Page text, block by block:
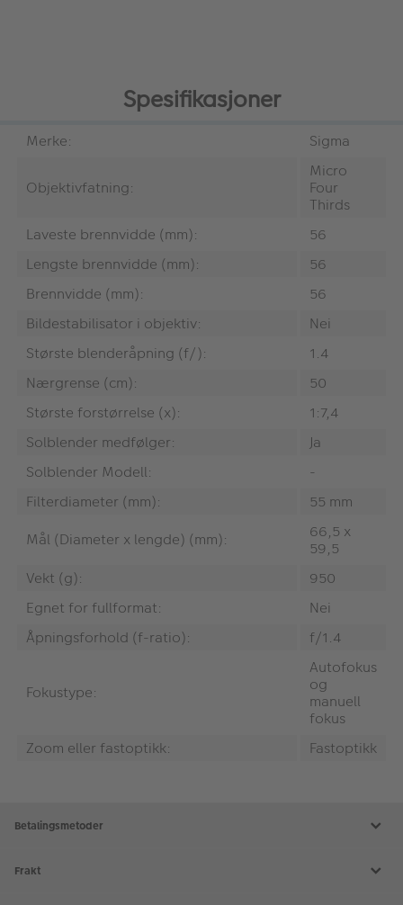
Spesifikasjoner
Merke: Sigma
Objektivfatning:
Micro
Four
Thirds
Laveste brennvidde (mm):
56
Lengste brennvidde (mm):
56
Brennvidde (mm):
56
Bildestabilisator i objektiv:
Nei
Største blenderåpning (f/):
1.4
Nærgrense (cm):
50
Største forstørrelse (x):
1:7,4
Solblender medfølger:
Ja
Solblender Modell:
-
Filterdiameter (mm):
55 mm
Mål (Diameter x lengde) (mm):
66,5 x
59,5
Vekt (g):
950
Egnet for fullformat:
Nei
Åpningsforhold (f-ratio):
f/1.4
Fokustype:
Autofokus
og
manuell
fokus
Zoom eller fastoptikk:
Fastoptikk
Betalingsmetoder
Frakt